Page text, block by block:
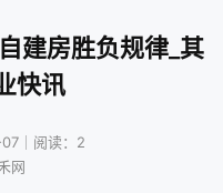
建房胜负规律_其
快讯
｜阅读：2
网